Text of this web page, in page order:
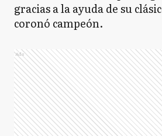
gracias a la ayuda de su
coronó campeón.
Ads